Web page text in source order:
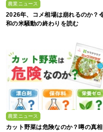
農業ニュース
2026年、コメ相場は崩れるのか？
和の米騒動の終わりを読む
農業ニュース
カット野菜は危険なのか？噂の真相